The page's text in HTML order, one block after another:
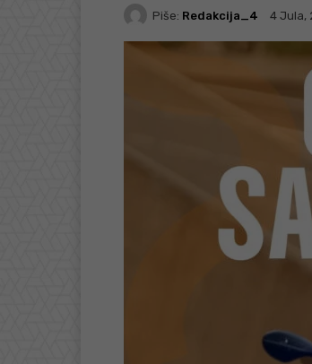
Piše: Redakcija_4 4 Jula,